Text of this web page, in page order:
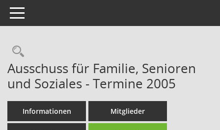
Toggle navigation
Rechercheauswahl
Ausschuss für Familie, Senioren
und Soziales - Termine 2005
Informationen Mitglieder